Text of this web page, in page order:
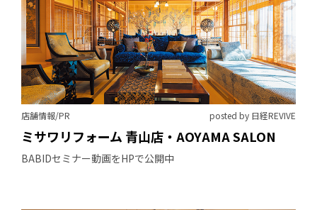
店舗情報/PR posted by 日経REVIVE
ミサワリフォーム 青山店・AOYAMA SALON
BABIDセミナー動画をHPで公開中